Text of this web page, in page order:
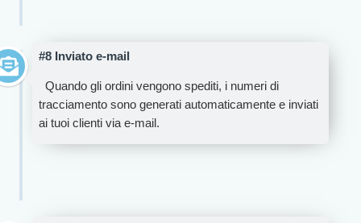
#8 Inviato e-mail
Quando gli ordini vengono spediti, i numeri di
tracciamento sono generati automaticamente e inviati
ai tuoi clienti via e-mail.